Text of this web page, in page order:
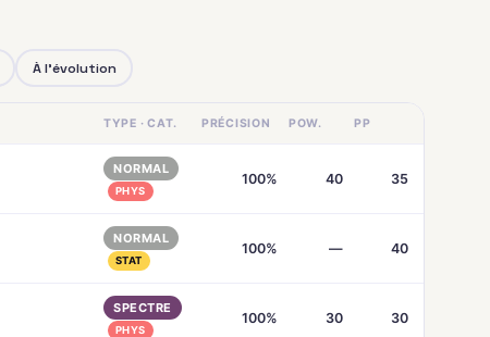
À l'évolution
TYPE · CAT. PRÉCISION POW. PP
NORMAL
PHYS
100% 40 35
NORMAL
STAT
100% — 40
SPECTRE
PHYS
100% 30 30